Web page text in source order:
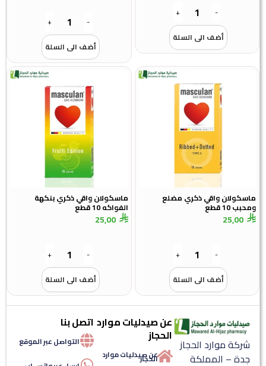
-
+
أضف الى السلة
-
+
أضف الى السلة
ماسكولان واقي ذكري مضلع
ومحبب 10 قطع
25,00
-
+
أضف الى السلة
ماسكولان واقي ذكري بنكهة
الفواكه 10 قطع
25,00
-
+
أضف الى السلة
شركة موارد الحجاز
جدة – المملكة
عن صيدليات موارد
الحجاز
عن صيدليات موارد
الحجاز
اتصل بنا
التواصل عبر الموقع